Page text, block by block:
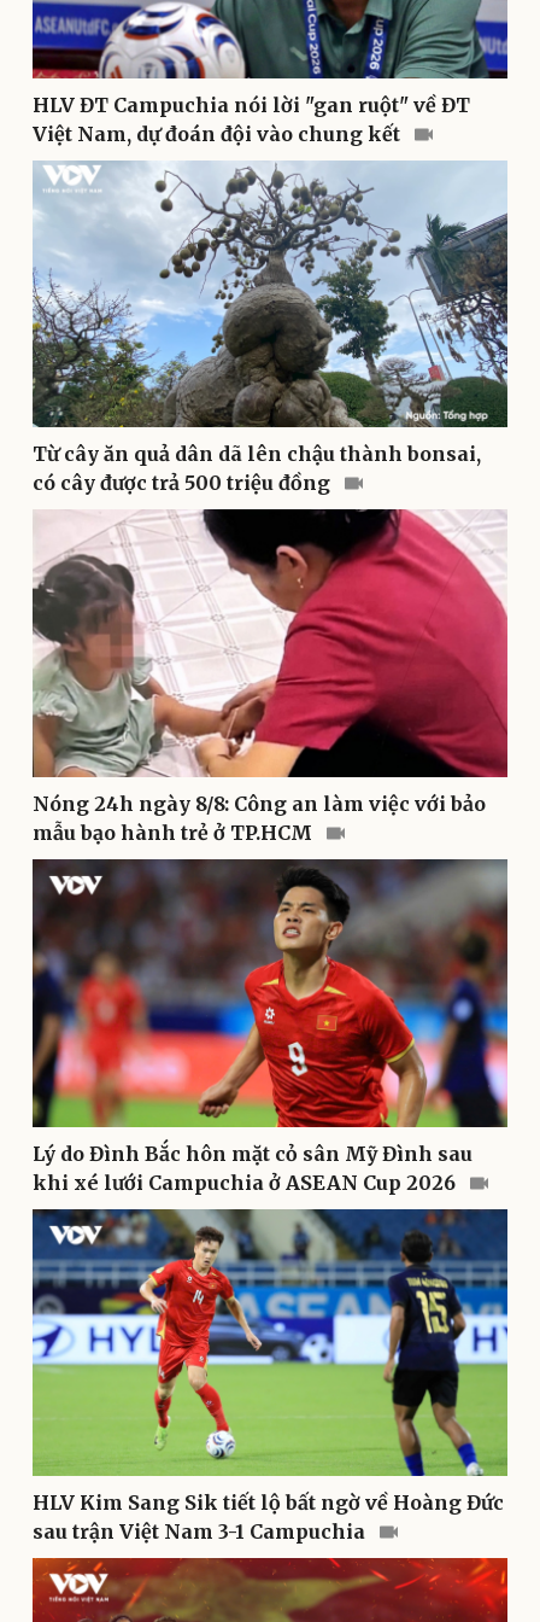
Thể thao
Bóng đá
Lịch thi đấu bóng đá
Thế giới thể thao
eSports
Hậu trường
Ô tô - Xe máy
Ô tô
Xe máy
Tư vấn
Doanh nghiệp
Thông tin doanh nghiệp
Doanh nghiệp 24h
Doanh nhân
Vì cộng đồng
Công nghệ
Sành điệu
Tin Công nghệ
Trải nghiệm
Chuyển đổi số
Sức khỏe
Dinh dưỡng - món ngon
Cây thuốc
Sản phụ khoa
Nhi khoa
Nam khoa
Làm đẹp - giảm cân
Phòng mạch online
Đời sống
Nhà đẹp
Blog
Tình yêu - Gia đình
Văn hóa
Sân khấu - Điện ảnh
Văn học
Giải trí
Nghệ sĩ
Thời trang
HLV ĐT Campuchia nói lời "gan ruột" về ĐT
Việt Nam, dự đoán đội vào chung kết
Từ cây ăn quả dân dã lên chậu thành bonsai,
có cây được trả 500 triệu đồng
Nóng 24h ngày 8/8: Công an làm việc với bảo
mẫu bạo hành trẻ ở TP.HCM
Lý do Đình Bắc hôn mặt cỏ sân Mỹ Đình sau
khi xé lưới Campuchia ở ASEAN Cup 2026
HLV Kim Sang Sik tiết lộ bất ngờ về Hoàng Đức
sau trận Việt Nam 3-1 Campuchia